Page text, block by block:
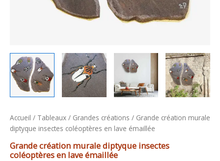
Accueil / Tableaux / Grandes créations / Grande création murale
diptyque insectes coléoptères en lave émaillée
Grande création murale diptyque insectes
coléoptères en lave émaillée